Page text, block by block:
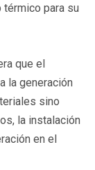
para su
que el
la generación
sino
la instalación
en el